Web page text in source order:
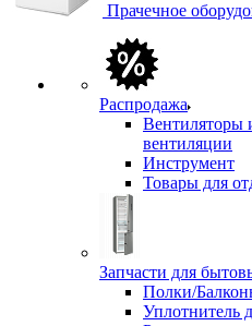
Прачечное
Распродажа
Вентиляторы
вентиляции
Инструмент
Товары для
Запчасти для
Полки/
Уплотнитель